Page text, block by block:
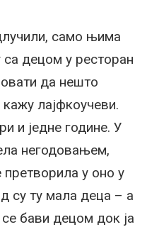
само њима
са децом у ресторан
да нешто
лајфкоучеви.
и једне године. У
негодовањем,
у оно у
су ту мала деца – а
бави децом док ја